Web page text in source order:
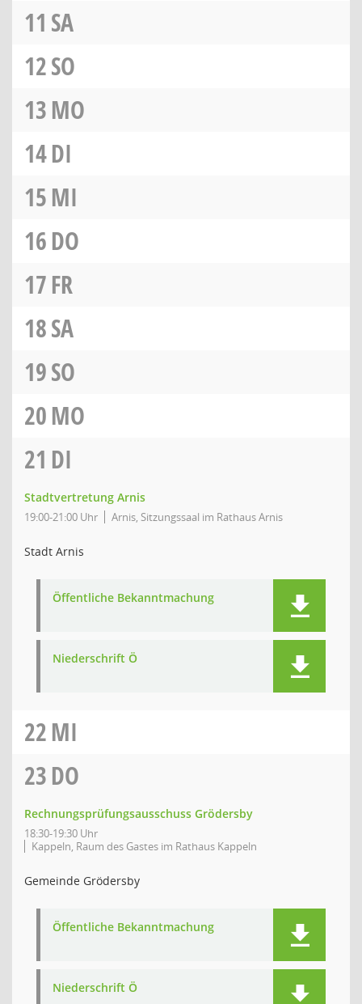
11 SA
12SO
13MO
14DI
15MI
16DO
17FR
18SA
19SO
20MO
21 DI
Stadtvertretung Arnis
19:00-21:00 Uhr Arnis, Sitzungssaal im Rathaus Arnis
Stadt Arnis
Öffentliche Bekanntmachung
Niederschrift Ö
22MI
23DO
Rechnungsprüfungsausschuss Grödersby
18:30-19:30 Uhr
Kappeln, Raum des Gastes im Rathaus Kappeln
Gemeinde Grödersby
Öffentliche Bekanntmachung
Niederschrift Ö